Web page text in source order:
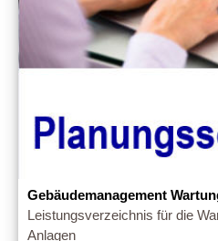
Gebäudemanagement
Leistungsverzeichnis für die
Anlagen